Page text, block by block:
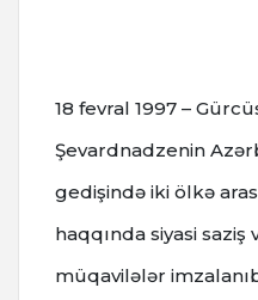
18 fevral 1997 –
Şevardnadzenin
gedişində iki ölkə
haqqında siyasi saziş
müqavilələr